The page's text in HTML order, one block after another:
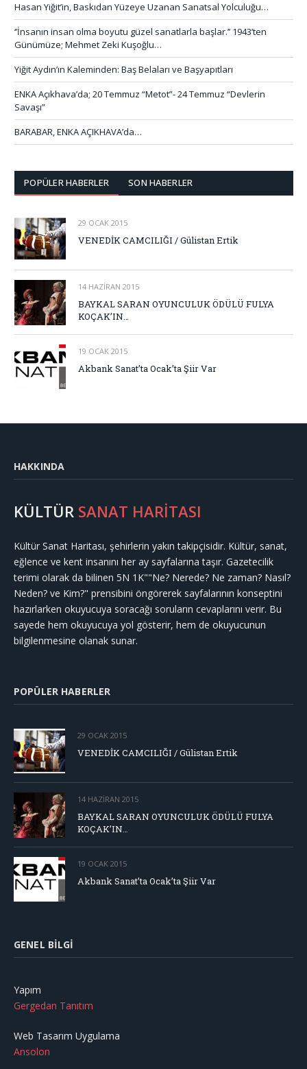
Hasan Yiğit’in, Baskıdan Yüzeye Uzanan Sanatsal Yolculuğu…
‘’İnsanın insan olma boyutu güzel sanatlarla başlar.’’ 1943’ten
Günümüze; Mehmet Zeki Kuşoğlu…
Yiğit Aydın’ın Kaleminden: Baş Belaları ve Başyapıtları
ENKA Açıkhava’da; 20 Temmuz “Metot”- 24 Temmuz “Devlerin
Savaşı”
BARABAR, ENKA AÇIKHAVA’da…
POPÜLER HABERLER SON HABERLER
29 OCAK 2015
VENEDİK CAMCILIĞI / Gülistan Ertik
14 HAZIRAN 2015
BAYKAL SARAN OYUNCULUK ÖDÜLÜ FULYA
KOÇAK’IN…
19 OCAK 2015
Akbank Sanat’ta Ocak’ta Şiir Var
HAKKINDA
KÜLTÜR SANAT HARİTASI
Kültür Sanat Haritası, şehirlerin yakın takipçisidir. Kültür, sanat,
eğlence ve kent insanını her ay sayfalarına taşır. Gazetecilik
terimi olarak da bilinen 5N 1K""Ne? Nerede? Ne zaman? Nasıl?
Neden? ve Kim?" prensibini öngörerek sayfalarının konseptini
hazırlarken okuyucuya soracağı soruların cevaplarını verir. Bu
sayede hem okuyucuya yol gösterir, hem de okuyucunun
bilgilenmesine olanak sunar.
POPÜLER HABERLER
29 OCAK 2015
VENEDİK CAMCILIĞI / Gülistan Ertik
14 HAZIRAN 2015
BAYKAL SARAN OYUNCULUK ÖDÜLÜ FULYA
KOÇAK’IN…
19 OCAK 2015
Akbank Sanat’ta Ocak’ta Şiir Var
GENEL BILGI
Yapım
Gergedan Tanıtım
Web Tasarım Uygulama
Ansolon